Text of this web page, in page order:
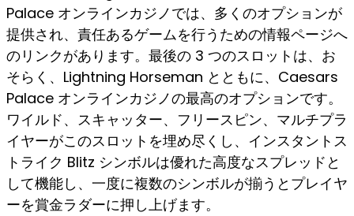
Palace オンラインカジノでは、多くのオプションが
提供され、責任あるゲームを行うための情報ページへ
のリンクがあります。最後の 3 つのスロットは、お
そらく、Lightning Horseman とともに、Caesars
Palace オンラインカジノの最高のオプションです。
ワイルド、スキャッター、フリースピン、マルチプラ
イヤーがこのスロットを埋め尽くし、インスタントス
トライク Blitz シンボルは優れた高度なスプレッドと
して機能し、一度に複数のシンボルが揃うとプレイヤ
ーを賞金ラダーに押し上げます。